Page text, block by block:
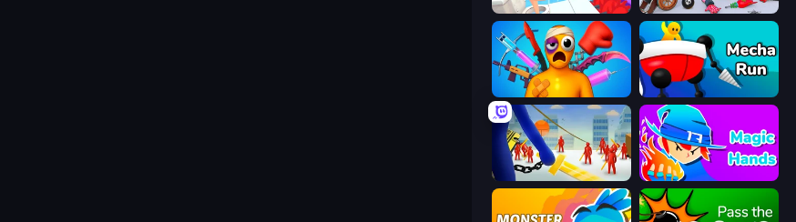
Swing Monster: Decisive Battle
Fun Ragdoll Challenge! Mecha Run
Slasher Magic Hands